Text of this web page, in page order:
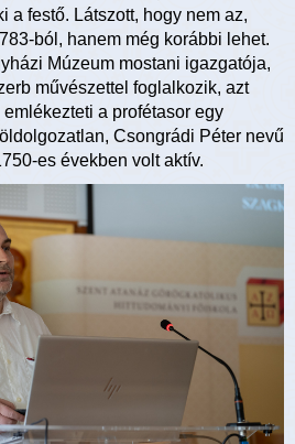
a festő. Látszott, hogy nem az,
ból, hanem még korábbi lehet.
Múzeum mostani igazgatója,
művészettel foglalkozik, azt
a profétasor egy
Csongrádi Péter nevű
es években volt aktív.